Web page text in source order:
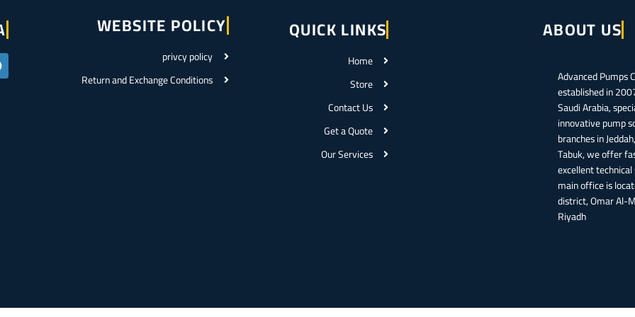
ABOUT US
Advanced Pumps
established in
Saudi Arabia,
innovative pump
branches in
Tabuk, we offer
excellent
main office is
district, Omar Al-
Riyadh
QUICK LINKS
Home
Store
Contact Us
Get a Quote
Our Services
WEBSITE POLICY
privcy policy
Return and Exchange Conditions